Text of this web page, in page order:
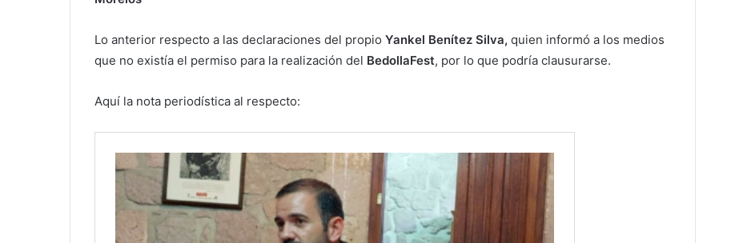
Lo anterior respecto a las declaraciones del propio Yankel Benítez Silva, quien informó a los medios
que no existía el permiso para la realización del BedollaFest, por lo que podría clausurarse.
Aquí la nota periodística al respecto: